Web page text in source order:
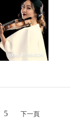
5 下一頁